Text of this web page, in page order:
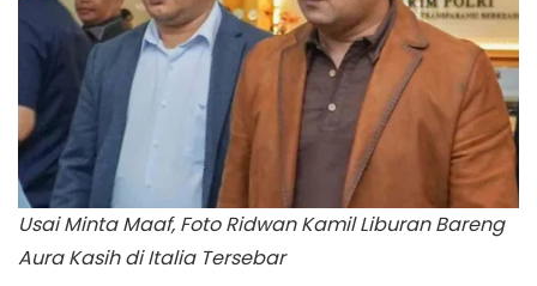
Usai Minta Maaf, Foto Ridwan Kamil Liburan Bareng
Aura Kasih di Italia Tersebar